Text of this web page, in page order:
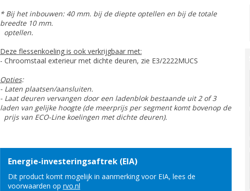
* Bij het inbouwen: 40 mm. bij de diepte optellen en bij de totale
breedte 10 mm.
optellen.
Deze flessenkoeling is ook verkrijgbaar met:
- Chroomstaal exterieur met dichte deuren, zie E3/2222MUCS
Opties:
- Laten plaatsen/aansluiten.
- Laat deuren vervangen door een ladenblok bestaande uit 2 of 3
laden van gelijke hoogte (de meerprijs per segment komt bovenop de
prijs van ECO-Line koelingen met dichte deuren).
Energie-investeringsaftrek (EIA)
Dit product komt mogelijk in aanmerking voor EIA, lees de
voorwaarden op rvo.nl